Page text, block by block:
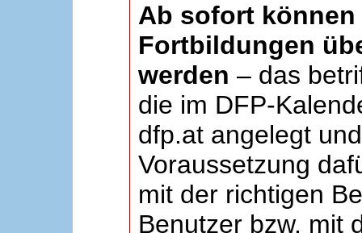
Ab sofort können
Fortbildungen
werden – das
die im DFP-
dfp.at angelegt
Voraussetzung
mit der richtigen
Benutzer bzw. mit